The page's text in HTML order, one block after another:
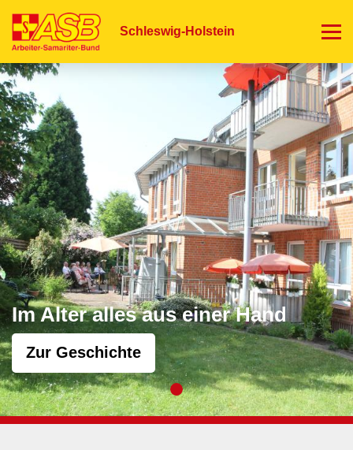
zum
Schleswig-Holstein
Im Alter alles aus einer Hand
Zur Geschichte